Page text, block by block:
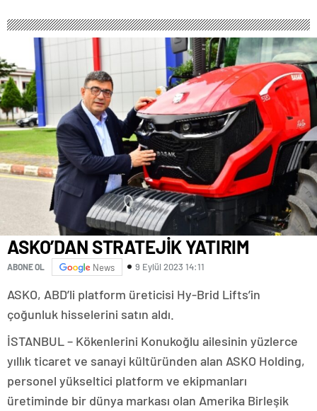
ASKO’DAN STRATEJİK YATIRIM
ABONE OL News 9 Eylül 2023 14:11
ASKO, ABD’li platform üreticisi Hy-Brid Lifts’in
çoğunluk hisselerini satın aldı.
İSTANBUL – Kökenlerini Konukoğlu ailesinin yüzlerce
yıllık ticaret ve sanayi kültüründen alan ASKO Holding,
personel yükseltici platform ve ekipmanları
üretiminde bir dünya markası olan Amerika Birleşik